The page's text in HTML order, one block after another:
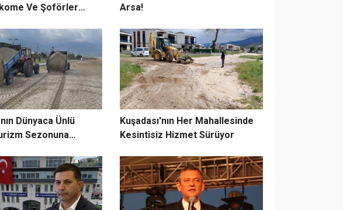
Ve Şoförler
Arsa!
Dünyaca Ünlü
Sezonuna
Kuşadası'nın Her Mahallesinde
Kesintisiz Hizmet Sürüyor